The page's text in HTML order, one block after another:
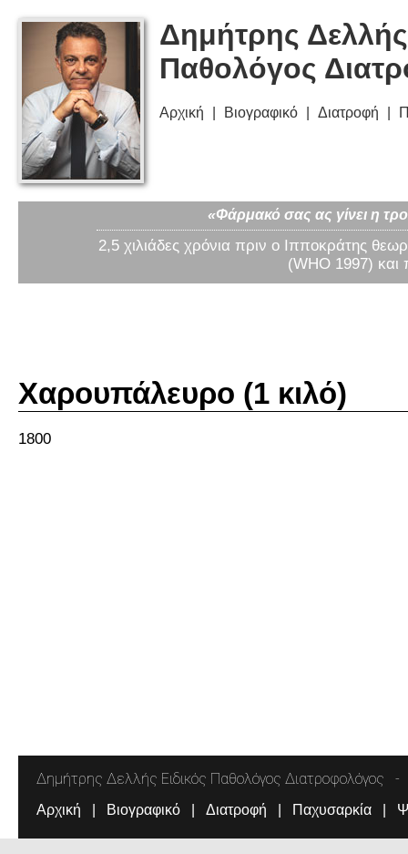
Δημήτρης
Παθολόγος
Αρχική Βιογραφικό Διατροφή
«Φάρμακό σας ας γίνει η
2,5 χιλιάδες χρόνια πριν ο Ιπποκράτης
(WHO 1997) και
Χαρουπάλευρο (1 κιλό)
1800
Δημήτρης Δελλής Ειδικός Παθολόγος Διατροφολόγος
Αρχική Βιογραφικό Διατροφή Παχυσαρκία